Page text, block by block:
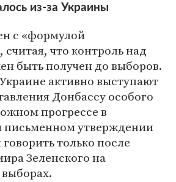
из-за Украины
с «формулой
что контроль над
быть получен до выборов.
активно выступают
Донбассу особого
прогрессе в
письменном утверждении
только после
Зеленского на